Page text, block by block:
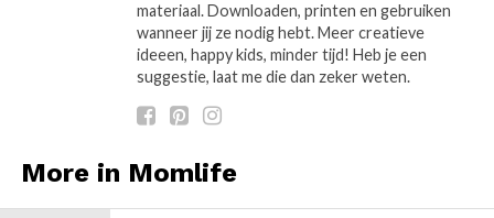
materiaal. Downloaden, printen en gebruiken
wanneer jij ze nodig hebt. Meer creatieve
ideeen, happy kids, minder tijd! Heb je een
suggestie, laat me die dan zeker weten.
More in Momlife